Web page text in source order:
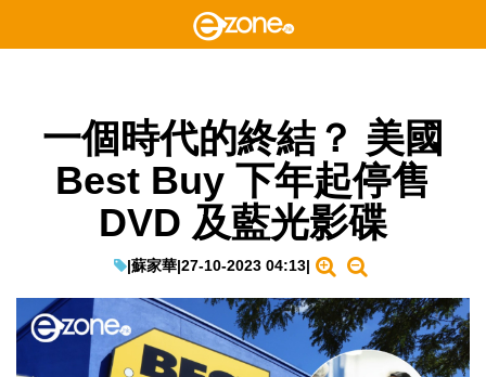
一個時代的終結？ 美國
Best Buy 下年起停售
DVD 及藍光影碟
|蘇家華|27-10-2023 04:13|